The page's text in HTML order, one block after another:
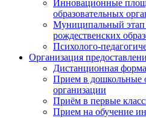
Инновационные
образовательных
Муниципальный
рождественских
Психолого-
Организация
Дистанционная
Прием в дошкольные
организации
Приём в первые
Прием на обучение